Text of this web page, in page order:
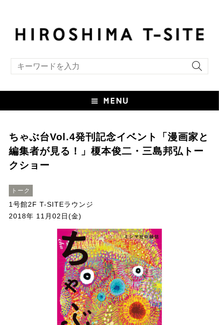
ちゃぶ台Vol.4発刊記念イベント「漫画家と
編集者が見る！」榎本俊二・三島邦弘トー
クショー
トーク
1号館2F T-SITEラウンジ
2018年 11月02日(金)